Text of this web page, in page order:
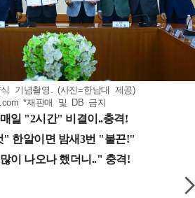
기념촬영. (사진=한남대 제공)
*재판매 및 DB 금지